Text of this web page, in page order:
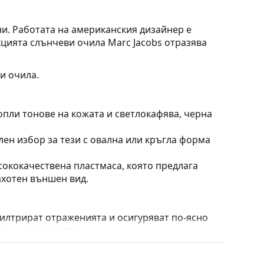
Работата на американския дизайнер е
слънчеви очила Marc Jacobs отразява
очила.
тонове на кожата и светлокафява, черна
избор за тези с овална или кръгла форма
пластмаса, която предлага
външен вид.
отраженията и осигуряват по-ясно
с късогледство.
оцветяване от горе надолу, като долната
горната част позволява филтриране на